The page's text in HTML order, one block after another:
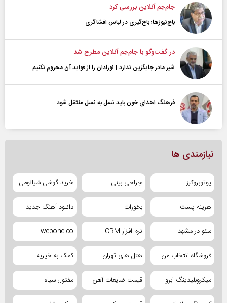
جام‌جم آنلاین بررسی کرد
باج‌نیوزها؛ باج‌گیری در لباس افشاگری
در گفت‌و‌گو با جام‌جم آنلاین مطرح شد
شیر مادر جایگزین ندارد | نوزادان را از فواید آن محروم نکنیم
فرهنگ اهدای خون باید نسل به نسل منتقل شود
نیازمندی ها
یوتوبروکرز جراحی بینی خرید گوشی شیائومی
هزینه پست بخورات دانلود آهنگ جدید
سئو در مشهد نرم افزار CRM webone.co
فروشگاه انتخاب من هتل های تهران کمک به خیریه
میکروبلیدینگ ابرو قیمت ضایعات آهن مفتول سیاه